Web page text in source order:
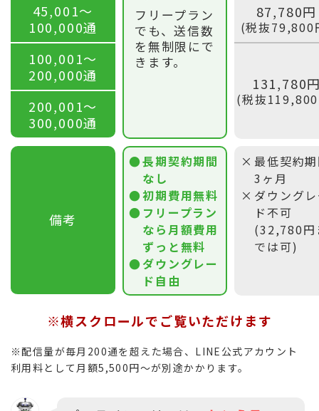
フリープラン
でも、送信数
を無制限にで
きます。
45,001〜
100,000通
87,780円
(税抜79,800
100,001〜
200,000通
131,780
(税抜
200,001〜
300,000通
備考
長期契約期間
なし
初期費用無料
フリープラン
なら月額費用
ずっと無料
ダウングレー
ド自由
最低契約
3ヶ月
ダウング
ド不可
(32,780円
では可)
※横スクロールでご覧いただけます
※配信量が毎月200通を超えた場合、LINE公式アカウント
利用料として月額5,500円〜が別途かかります。